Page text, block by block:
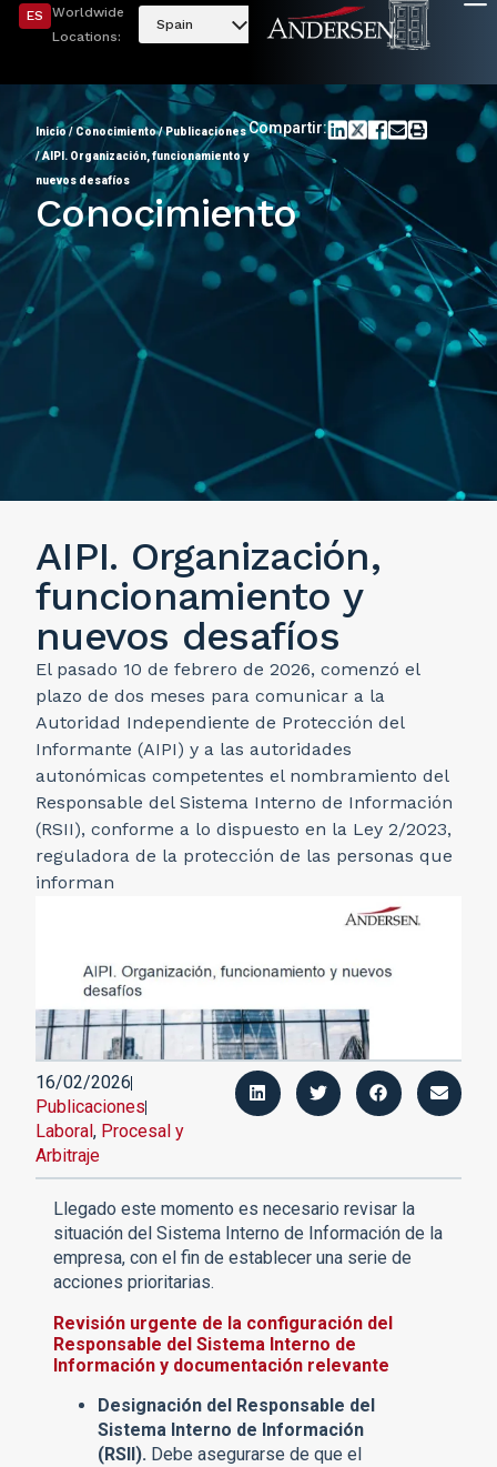
ES
Worldwide
Locations:
Spain
Inicio/ Conocimiento/Publicaciones
/AIPI. Organización, funcionamiento y
nuevos desafíos
Compartir:
Conocimiento
AIPI. Organización,
funcionamiento y
nuevos desafíos
El pasado 10 de febrero de 2026, comenzó el
plazo de dos meses para comunicar a la
Autoridad Independiente de Protección del
Informante (AIPI) y a las autoridades
autonómicas competentes el nombramiento del
Responsable del Sistema Interno de Información
(RSII), conforme a lo dispuesto en la Ley 2/2023,
reguladora de la protección de las personas que
informan
16/02/2026
Publicaciones
Laboral , Procesal y
Arbitraje
Llegado este momento es necesario revisar la
situación del Sistema Interno de Información de la
empresa, con el fin de establecer una serie de
acciones prioritarias.
Revisión urgente de la configuración del
Responsable del Sistema Interno de
Información y documentación relevante
Designación del Responsable del
Sistema Interno de Información
(RSII). Debe asegurarse de que el